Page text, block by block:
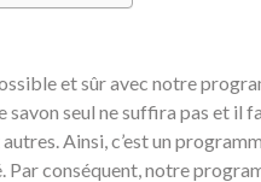
et sûr avec notre
seul ne suffira pas et il
autres. Ainsi, c’est un
conséquent, notre